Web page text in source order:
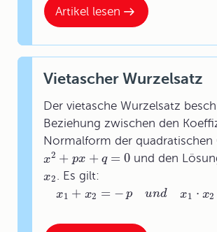
Artikel lesen
Vietascher Wurzelsatz
Der vietasche Wurzelsatz
Beziehung zwischen den
Normalform der quadratischen
x2 + px + q = 0 und den
x2 . Es gilt:
x1 + x2 = − p und x1 ⋅ x2